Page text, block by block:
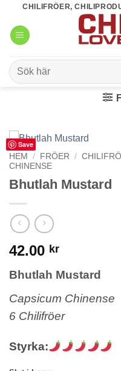
content
CHILIFRÖER,
Sök
efter:
Save
HEM / FRÖER /
CHINENSE
Bhutlah Mustard
42.00 kr
Bhutlah Mustard
Capsicum Chinense
6 Chilifröer
Styrka: